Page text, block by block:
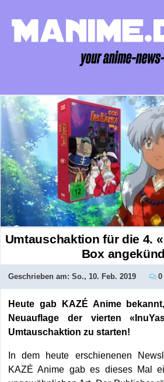
Umtauschaktion für die 4.
Box
Geschrieben am: So., 10. Feb. 2019 0
Heute gab KAZÉ Anime
Neuauflage der vierten
Umtauschaktion zu starten!
In dem heute erschienenen
KAZÉ Anime gab es dieses Mal